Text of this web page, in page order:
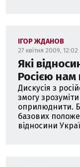
ІГОР ЖДАНОВ
27 квітня 2009, 12:02
Які
Росією нам
Дискусія з
змогу зрозуміти
оприлюднити.
базових
відносини